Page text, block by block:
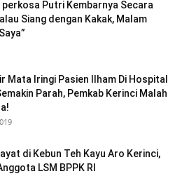
perkosa Putri Kembarnya Secara
Siang dengan Kakak, Malam
Mata Iringi Pasien Ilham Di Hospital
Parah, Pemkab Kerinci Malah
di Kebun Teh Kayu Aro Kerinci,
LSM BPPK RI